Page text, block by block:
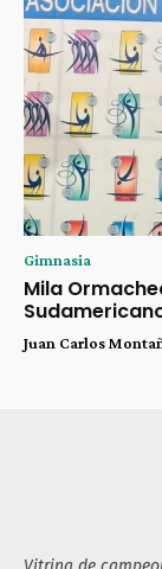
Gimnasia
Mila
Juan Carlos